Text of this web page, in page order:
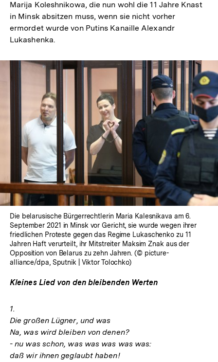
Marija Koleshnikowa, die nun wohl die 11 Jahre Knast
in Minsk absitzen muss, wenn sie nicht vorher
ermordet wurde von Putins Kanaille Alexandr
Lukashenka.
Die belarusische Bürgerrechtlerin Maria Kalesnikava am 6.
September 2021 in Minsk vor Gericht, sie wurde wegen ihrer
friedlichen Proteste gegen das Regime Lukaschenko zu 11
Jahren Haft verurteilt, ihr Mitstreiter Maksim Znak aus der
Opposition von Belarus zu zehn Jahren. (© picture-
alliance/dpa, Sputnik | Viktor Tolochko)
Kleines Lied von den bleibenden Werten
1.
Die großen Lügner, und was
Na, was wird bleiben von denen?
- nu was schon, was was was was was:
daß wir ihnen geglaubt haben!